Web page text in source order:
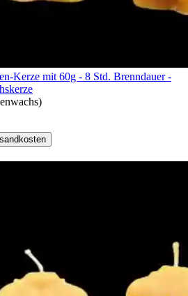
Kerze mit 60g - 8 Std. Brenndauer -